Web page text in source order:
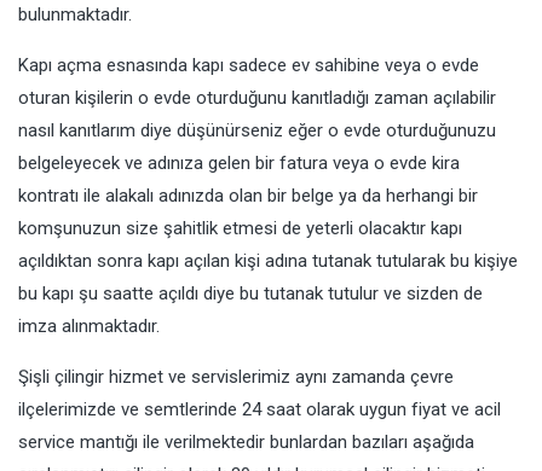
bulunmaktadır.
Kapı açma esnasında kapı sadece ev sahibine veya o evde
oturan kişilerin o evde oturduğunu kanıtladığı zaman açılabilir
nasıl kanıtlarım diye düşünürseniz eğer o evde oturduğunuzu
belgeleyecek ve adınıza gelen bir fatura veya o evde kira
kontratı ile alakalı adınızda olan bir belge ya da herhangi bir
komşunuzun size şahitlik etmesi de yeterli olacaktır kapı
açıldıktan sonra kapı açılan kişi adına tutanak tutularak bu kişiye
bu kapı şu saatte açıldı diye bu tutanak tutulur ve sizden de
imza alınmaktadır.
Şişli çilingir hizmet ve servislerimiz aynı zamanda çevre
ilçelerimizde ve semtlerinde 24 saat olarak uygun fiyat ve acil
service mantığı ile verilmektedir bunlardan bazıları aşağıda